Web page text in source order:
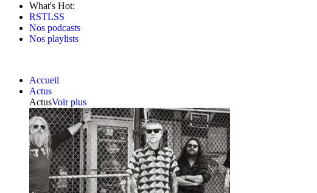
What's Hot:
RSTLSS
Nos podcasts
Nos playlists
Accueil
Actus
ActusVoir plus